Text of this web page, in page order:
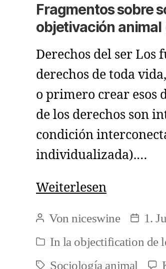
Fragmentos sobre
objetivación animal
Derechos del ser Los
derechos de toda
o primero crear esos
de los derechos son
condición
individualizada).…
Weiterlesen
sociología
animal
Beitragsautor
Vonniceswine 1.
Kategorien
In la objectification de
Sociología animal